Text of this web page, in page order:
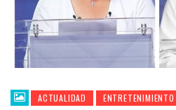
ACTUALIDAD ENTRETENIMIENTO